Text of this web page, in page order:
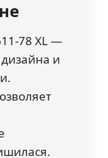
78 XL —
дизайна и